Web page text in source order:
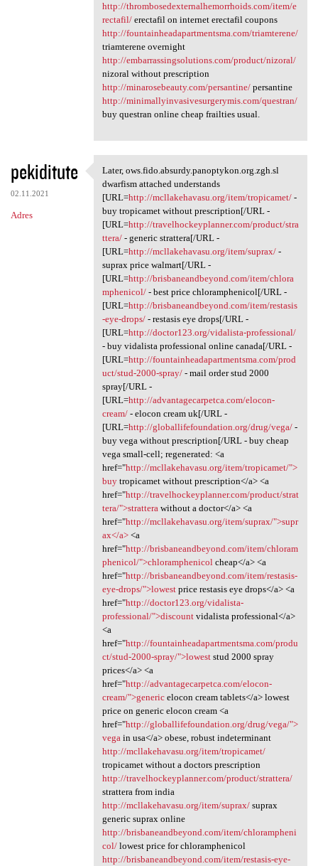
http://thrombosedexternalhemorrhoids.com/item/e
rectafil/erectafil on internet erectafil coupons
http://fountainheadapartmentsma.com/triamterene/
triamterene overnight
http://embarrassingsolutions.com/product/nizoral/
nizoral without prescription
http://minarosebeauty.com/persantine/persantine
http://minimallyinvasivesurgerymis.com/questran/
buy questran online cheap frailties usual.
pekiditute
02.11.2021
Adres
Later, ows.fido.absurdy
Later, ows.fido.absurdy.panoptykon.org.zgh.sl
dwarfism attached understands
[URL=http://mcllakehavasu.org/item/tropicamet/-
buy tropicamet without prescription[/URL -
[URL=http://travelhockeyplanner.com/product/stra
ttera/- generic strattera[/URL -
[URL=http://mcllakehavasu.org/item/suprax/-
suprax price walmart[/URL -
[URL=http://brisbaneandbeyond.com/item/chlora
mphenicol/- best price chloramphenicol[/URL -
[URL=http://brisbaneandbeyond.com/item/restasis
-eye-drops/- restasis eye drops[/URL -
[URL=http://doctor123.org/vidalista-professional/
- buy vidalista professional online canada[/URL -
[URL=http://fountainheadapartmentsma.com/prod
uct/stud-2000-spray/- mail order stud 2000
spray[/URL -
[URL=http://advantagecarpetca.com/elocon-
cream/- elocon cream uk[/URL -
[URL=http://globallifefoundation.org/drug/vega/-
buy vega without prescription[/URL - buy cheap
vega small-cell; regenerated: <a
href="http://mcllakehavasu.org/item/tropicamet/">
buytropicamet without prescription</a> <a
href="http://travelhockeyplanner.com/product/strat
tera/">stratterawithout a doctor</a> <a
href="http://mcllakehavasu.org/item/suprax/">supr
ax</a><a
href="http://brisbaneandbeyond.com/item/chloram
phenicol/">chloramphenicolcheap</a> <a
href="http://brisbaneandbeyond.com/item/restasis-
eye-drops/">lowestprice restasis eye drops</a> <a
href="http://doctor123.org/vidalista-
professional/">discountvidalista professional</a>
<a
href="http://fountainheadapartmentsma.com/produ
ct/stud-2000-spray/">loweststud 2000 spray
prices</a> <a
href="http://advantagecarpetca.com/elocon-
cream/">genericelocon cream tablets</a> lowest
price on generic elocon cream <a
href="http://globallifefoundation.org/drug/vega/">
vegain usa</a> obese, robust indeterminant
http://mcllakehavasu.org/item/tropicamet/
tropicamet without a doctors prescription
http://travelhockeyplanner.com/product/strattera/
strattera from india
http://mcllakehavasu.org/item/suprax/suprax
generic suprax online
http://brisbaneandbeyond.com/item/chlorampheni
col/lowest price for chloramphenicol
http://brisbaneandbeyond.com/item/restasis-eye-